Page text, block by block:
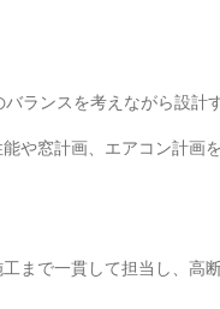
ランスを考えながら設計
や窓計画、エアコン計画
まで一貫して担当し、高